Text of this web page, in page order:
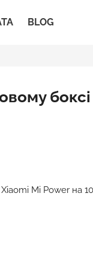
BLOG
Mi Power на